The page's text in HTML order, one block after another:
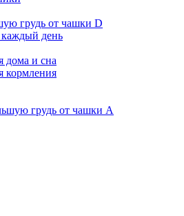
грудь от чашки D
каждый день
дома и сна
кормления
грудь от чашки А